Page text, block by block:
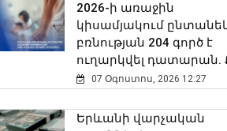
2026-ի առաջին
կիսամյակում
բռնության 204 գործ է
ուղարկվել դատարան.
07 Օգոստոս, 2026 12:27
Երևանի վարչական